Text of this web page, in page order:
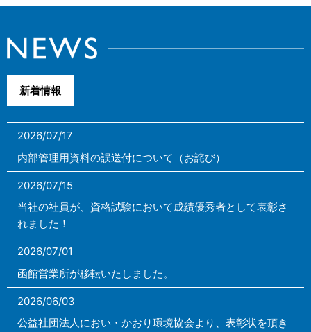
新着情報
2026/07/17
内部管理用資料の誤送付について（お詫び）
2026/07/15
当社の社員が、資格試験において成績優秀者として表彰さ
れました！
2026/07/01
函館営業所が移転いたしました。
2026/06/03
公益社団法人におい・かおり環境協会より、表彰状を頂き